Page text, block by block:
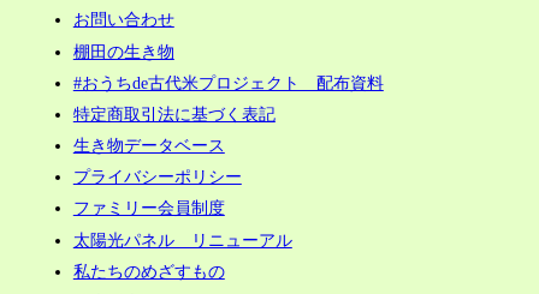
お問い合わせ
棚田の生き物
#おうちde古代米プロジェクト 配布資料
特定商取引法に基づく表記
生き物データベース
プライバシーポリシー
ファミリー会員制度
太陽光パネル リニューアル
私たちのめざすもの